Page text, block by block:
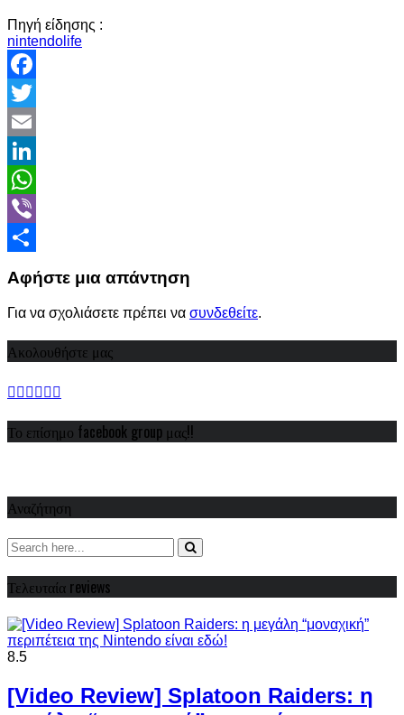
Πηγή είδησης :
nintendolife
Facebook
Twitter
Email
LinkedIn
WhatsApp
Viber
Αφήστε μια απάντηση
Για να σχολιάσετε πρέπει να συνδεθείτε.
Ακολουθήστε μας
Το επίσημο facebook group μας!!
Αναζήτηση
Τελευταία reviews
8.5
[Video Review] Splatoon Raiders: η